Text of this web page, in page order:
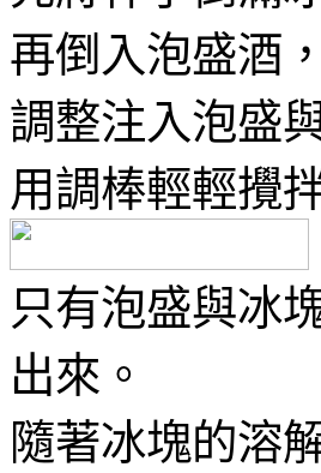
再倒入泡盛酒
調整注入泡盛
用調棒輕輕攪
只有泡盛與冰
出來。
隨著冰塊的溶